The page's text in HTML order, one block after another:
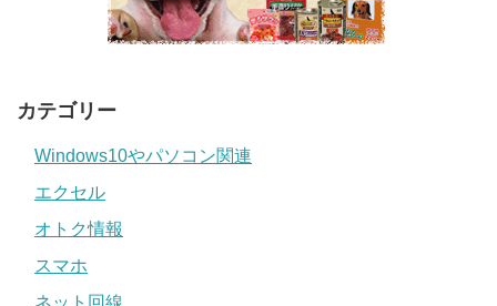
カテゴリー
Windows10やパソコン関連
エクセル
オトク情報
スマホ
ネット回線